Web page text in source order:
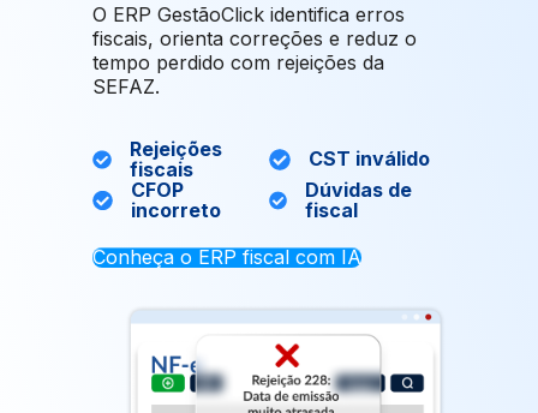
O ERP GestãoClick identifica erros
fiscais, orienta correções e reduz o
tempo perdido com rejeições da
SEFAZ.
Rejeições
fiscais
CST inválido
CFOP
incorreto
Dúvidas de
fiscal
Conheça o ERP fiscal com IA